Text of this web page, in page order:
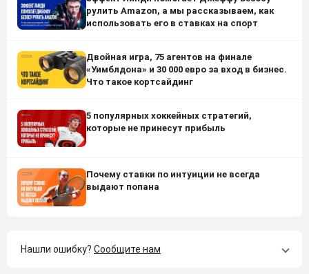
рулить Amazon, а мы рассказываем, как
использовать его в ставках на спорт
Двойная игра, 75 агентов на финале
«Уимблдона» и 30 000 евро за вход в бизнес.
Что такое кортсайдинг
5 популярных хоккейных стратегий,
которые не принесут прибыль
Почему ставки по интуиции не всегда
выдают попана
Нашли ошибку? Сообщите нам